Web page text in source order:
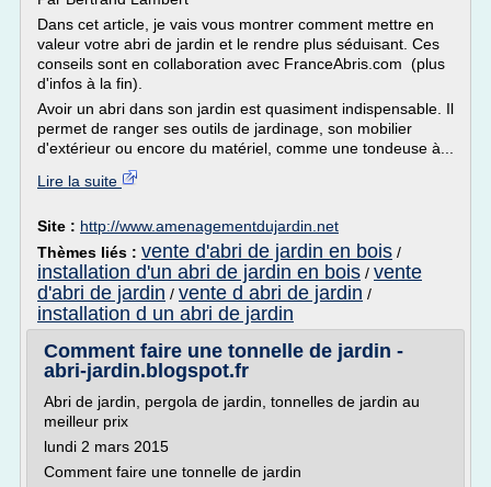
Dans cet article, je vais vous montrer comment mettre en
valeur votre abri de jardin et le rendre plus séduisant. Ces
conseils sont en collaboration avec FranceAbris.com (plus
d'infos à la fin).
Avoir un abri dans son jardin est quasiment indispensable. Il
permet de ranger ses outils de jardinage, son mobilier
d'extérieur ou encore du matériel, comme une tondeuse à...
Lire la suite
Site : http://www.amenagementdujardin.net
Thèmes liés : vente d'abri de jardin en bois /
installation d'un abri de jardin en bois / vente
d'abri de jardin / vente d abri de jardin /
installation d un abri de jardin
Comment faire une tonnelle de jardin -
abri-jardin.blogspot.fr
Abri de jardin, pergola de jardin, tonnelles de jardin au
meilleur prix
lundi 2 mars 2015
Comment faire une tonnelle de jardin